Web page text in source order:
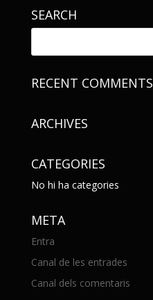
SEARCH
RECENT COMMENTS
ARCHIVES
CATEGORIES
No hi ha categories
META
Entra
Canal de les entrades
Canal dels comentaris